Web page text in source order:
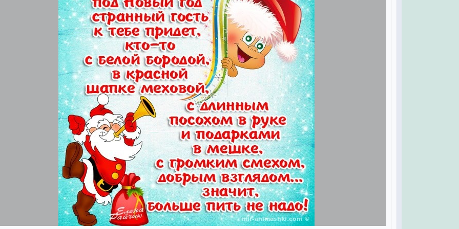
***
Всего вам хорошего, самого лучшего,
Удачи во всём и счастливого случая.
Пусть будут приятными ваши заботы,
Хорошие чувства приносит работа.
Пускай не несет Новый год огорчения,
А только отличного вам настроения!
***
Мы ждем чудес, мы верим в сказку,
Мы дружим, любим, мы творим...
И в этот добрый зимний праздник,
Когда горят вокруг огни,
Когда нарядно светит елка,
Гремят салюты каждый час,
Пусть счастье к нам зайдет надолго,
Пусть радость не оставит нас.
Пускай все сбудутся желанья,
Уйдет бесследно грусть-тоска.
Любви, тепла, очарованья,
Чудес волшебных на века!